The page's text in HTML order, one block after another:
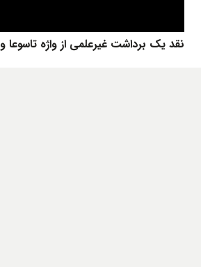
نقد یک برداشت غیرعلمی از واژه تاسوعا و